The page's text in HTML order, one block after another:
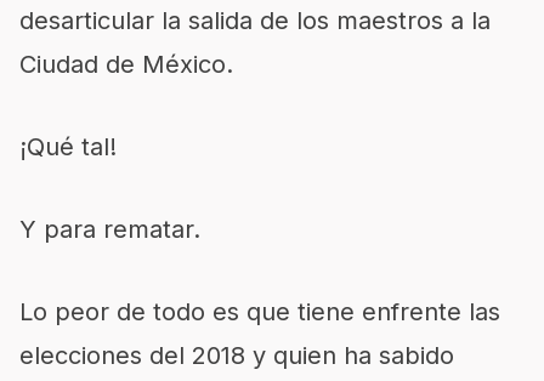
desarticular la salida de los maestros a la
Ciudad de México.
¡Qué tal!
Y para rematar.
Lo peor de todo es que tiene enfrente las
elecciones del 2018 y quien ha sabido